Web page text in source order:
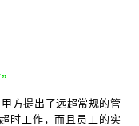
方提出了远超常规的管
时工作，而且员工的实